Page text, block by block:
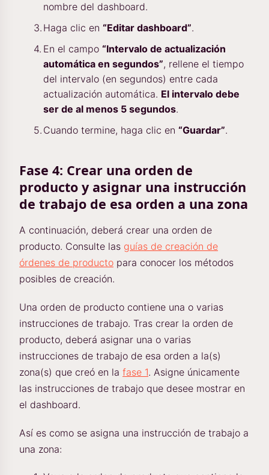
nombre del dashboard.
Haga clic en “Editar dashboard”.
En el campo “Intervalo de actualización
automática en segundos”, rellene el tiempo
del intervalo (en segundos) entre cada
actualización automática. El intervalo debe
ser de al menos 5 segundos.
Cuando termine, haga clic en “Guardar”.
Fase 4: Crear una orden de
producto y asignar una instrucción
de trabajo de esa orden a una zona
A continuación, deberá crear una orden de
producto. Consulte las guías de creación de
órdenes de producto para conocer los métodos
posibles de creación.
Una orden de producto contiene una o varias
instrucciones de trabajo. Tras crear la orden de
producto, deberá asignar una o varias
instrucciones de trabajo de esa orden a la(s)
zona(s) que creó en la fase 1. Asigne únicamente
las instrucciones de trabajo que desee mostrar en
el dashboard.
Así es como se asigna una instrucción de trabajo a
una zona: